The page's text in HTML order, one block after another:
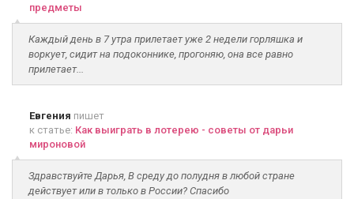
предметы
Каждый день в 7 утра прилетает уже 2 недели горляшка и
воркует, сидит на подоконнике, прогоняю, она все равно
прилетает...
Евгения пишет
к статье: Как выиграть в лотерею - советы от дарьи
мироновой
Здравствуйте Дарья, В среду до полудня в любой стране
действует или в только в России? Спасибо